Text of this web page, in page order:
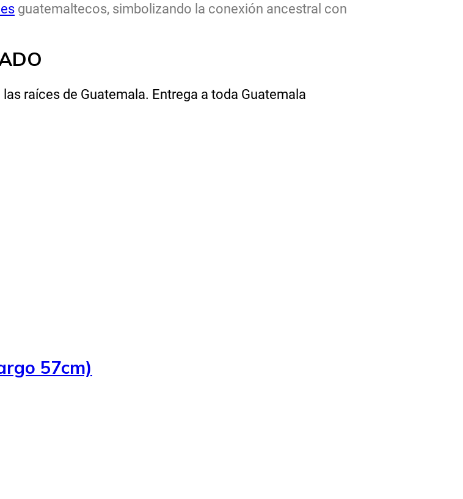
guatemaltecos, simbolizando la conexión ancestral con
raíces de Guatemala. Entrega a toda Guatemala
57cm)